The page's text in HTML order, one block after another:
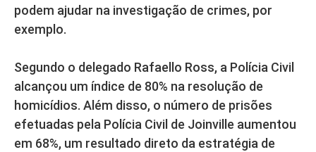
podem ajudar na investigação de crimes, por
exemplo.
Segundo o delegado Rafaello Ross, a Polícia Civil
alcançou um índice de 80% na resolução de
homicídios. Além disso, o número de prisões
efetuadas pela Polícia Civil de Joinville aumentou
em 68%, um resultado direto da estratégia de